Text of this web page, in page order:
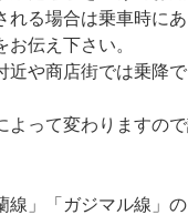
れる場合は乗車時に
伝え下さい。
や商店街では乗降で
よって変わりますの
線」「ガジマル線」